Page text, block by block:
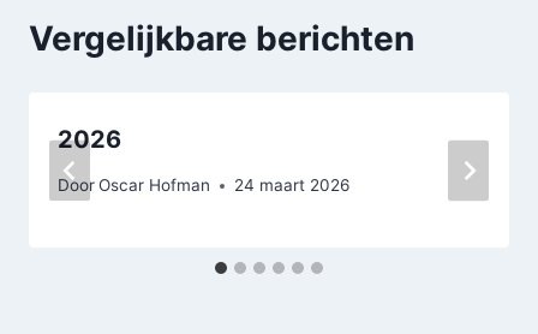
Vergelijkbare berichten
2026
DoorOscar Hofman 24 maart 2026